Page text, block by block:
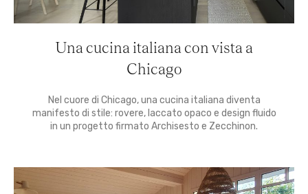
Una cucina italiana con vista a
Chicago
Nel cuore di Chicago, una cucina italiana diventa
manifesto di stile: rovere, laccato opaco e design fluido
in un progetto firmato Archisesto e Zecchinon.